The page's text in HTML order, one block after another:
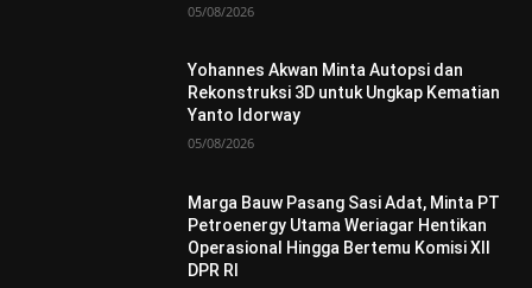
05/08/2026
Yohannes Akwan Minta Autopsi dan
Rekonstruksi 3D untuk Ungkap Kematian
Yanto Idorway
05/08/2026
Marga Bauw Pasang Sasi Adat, Minta PT
Petroenergy Utama Weriagar Hentikan
Operasional Hingga Bertemu Komisi XII
DPR RI